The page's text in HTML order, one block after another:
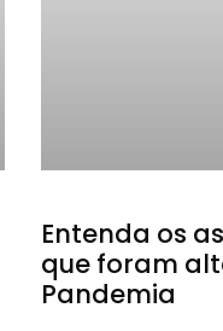
Entenda os
que foram
Pandemia